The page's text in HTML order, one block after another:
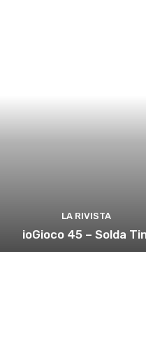
LA RIVISTA
ioGioco 45 – Solda